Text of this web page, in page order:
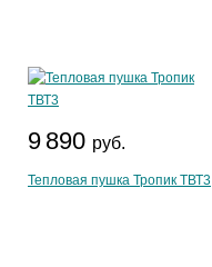
9 890 руб.
Тепловая пушка Тропик ТВТ3